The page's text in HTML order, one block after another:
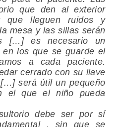
que den al exterior
que lleguen ruidos y
mesa y las sillas serán
[…] es necesario un
en los que se guarde el
a cada paciente.
cerrado con su llave
será útil un pequeño
el que el niño pueda
debe ser por sí
, sin que se